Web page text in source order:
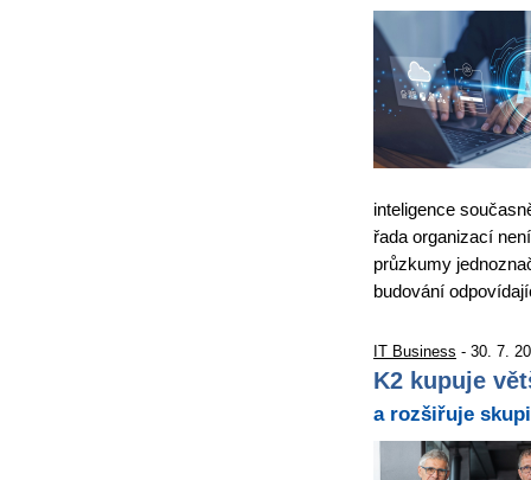
inteligence
řada organizací
průzkumy
budování
IT Business - 30. 7.
K2 kupuje
a rozšiřuje